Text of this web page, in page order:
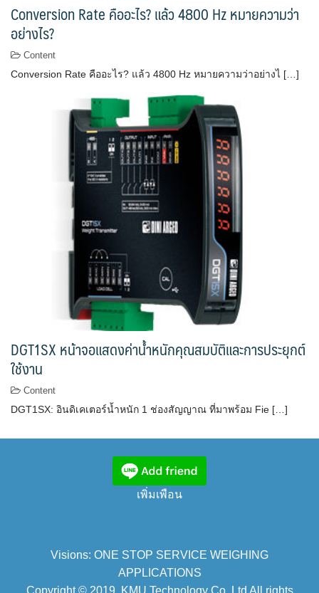
Conversion Rate คืออะไร? แล้ว 4800 Hz หมายความว่า
อย่างไร?
Content
Conversion Rate คืออะไร? แล้ว 4800 Hz หมายความว่าอย่างไ […]
DGT1SX หน้าจอแสดงค่าน้ำหนักคุณสมบัติและการประยุกต์
ใช้งาน
Content
DGT1SX: อินดิเคเตอร์น้ำหนัก 1 ช่องสัญญาณ ที่มาพร้อม Fie […]
เพิ่มเพือน
Visions: ONE STOP SERVICE WEIGHING
APPLICATIONS